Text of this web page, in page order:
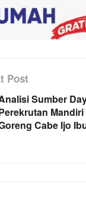
Post
Sumber
Mandiri
Cabe Ijo